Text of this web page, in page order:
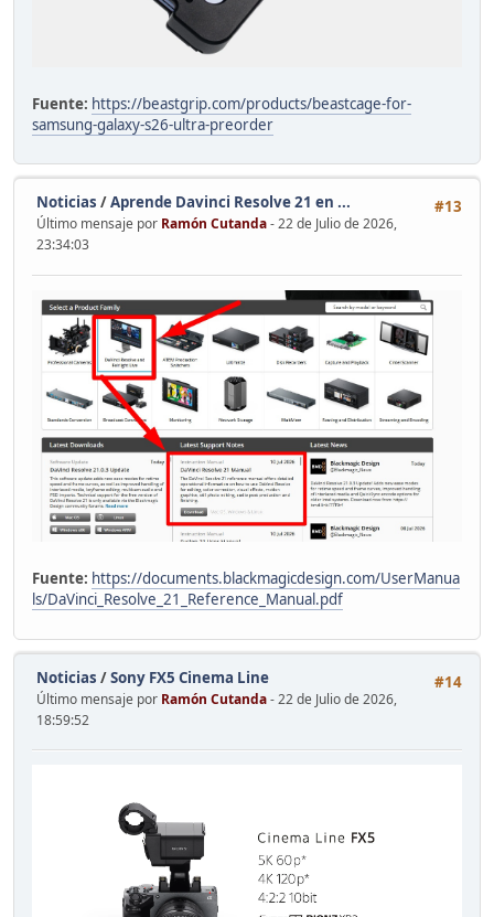
Fuente: https://beastgrip.com/products/beastcage-for-
samsung-galaxy-s26-ultra-preorder
#13
Noticias /Aprende Davinci Resolve 21 en ...
Último mensaje por Ramón Cutanda- 22 de Julio de 2026,
23:34:03
Fuente: https://documents.blackmagicdesign.com/UserManua
ls/DaVinci_Resolve_21_Reference_Manual.pdf
#14
Noticias /Sony FX5 Cinema Line
Último mensaje por Ramón Cutanda- 22 de Julio de 2026,
18:59:52